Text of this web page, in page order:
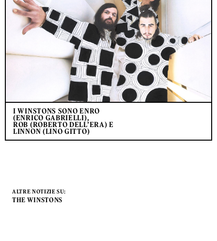
I WINSTONS SONO ENRO
(ENRICO GABRIELLI),
ROB (ROBERTO DELL’ERA) E
LINNON (LINO GITTO)
ALTRE NOTIZIE SU:
THE WINSTONS